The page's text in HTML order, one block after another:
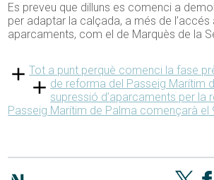
Es preveu que dilluns es comenci a
per adaptar la calçada, a més de l’accés
aparcaments, com el de Marquès de la
Tot a punt perquè comenci la fase
de reforma del Passeig Marítim
supressió d’aparcaments per la
Passeig Marítim de Palma començarà el